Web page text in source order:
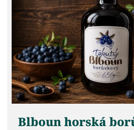
Blboun horská